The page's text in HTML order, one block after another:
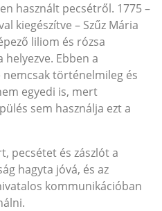
használt pecsétről. 1775 –
kiegészítve – Szűz Mária
liliom és rózsa
Ebben a
történelmileg és
egyedi is, mert
sem használja ezt a
pecsétet és zászlót a
hagyta jóvá, és az
kommunikációban